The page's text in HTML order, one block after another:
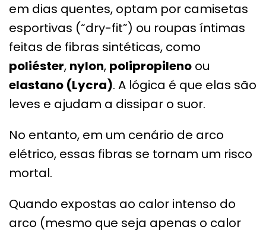
em dias quentes, optam por camisetas
esportivas (“dry-fit”) ou roupas íntimas
feitas de fibras sintéticas, como
poliéster, nylon, polipropileno ou
elastano (Lycra). A lógica é que elas são
leves e ajudam a dissipar o suor.
No entanto, em um cenário de arco
elétrico, essas fibras se tornam um risco
mortal.
Quando expostas ao calor intenso do
arco (mesmo que seja apenas o calor